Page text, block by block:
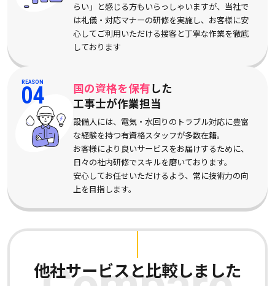
らい」と感じる方もいらっしゃいますが、当社で
は礼儀・対応マナーの研修を実施し、お客様に安
心してご利用いただける接客と丁寧な作業を徹底
しております
REASON
04 国の資格を保有した
工事士が作業担当
設備人には、電気・水回りのトラブル対応に豊富
な経験を持つ有資格スタッフが多数在籍。
お客様により良いサービスをお届けするために、
日々の社内研修でスキルを磨いております。
安心してお任せいただけるよう、常に技術力の向
上を目指します。
他社サービスと比較しました